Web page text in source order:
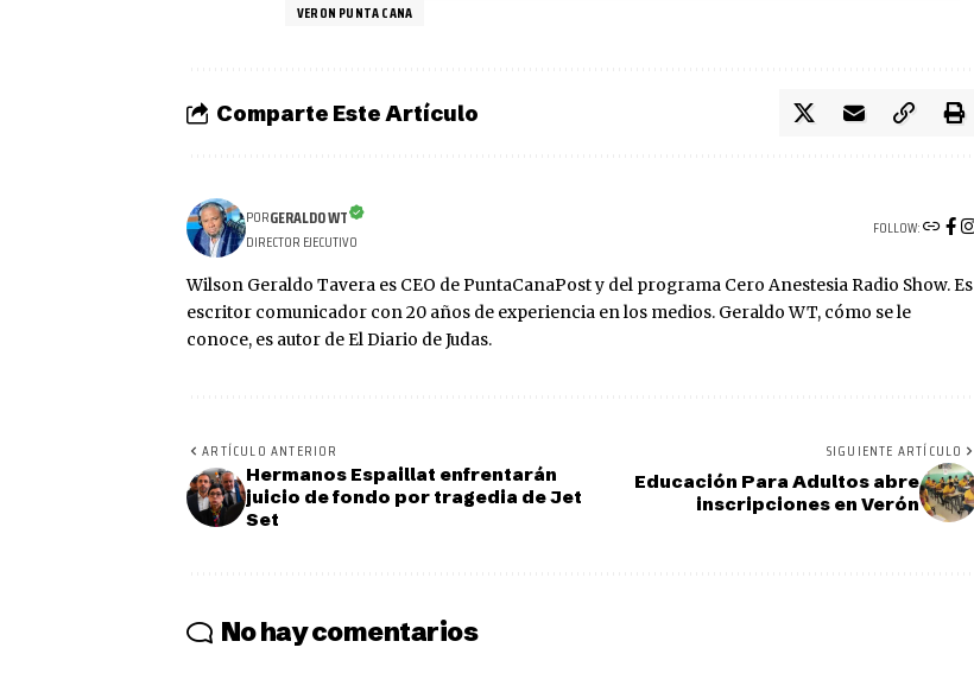
VERON PUNTA CANA
Comparte Este Artículo
PORGERALDO WT
DIRECTOR EJECUTIVO
FOLLOW:
Wilson Geraldo Tavera es CEO de PuntaCanaPost y del programa Cero Anestesia Radio Show. Es
escritor comunicador con 20 años de experiencia en los medios. Geraldo WT, cómo se le
conoce, es autor de El Diario de Judas.
ARTÍCULO ANTERIOR
Hermanos Espaillat enfrentarán
juicio de fondo por tragedia de Jet
Set
SIGUIENTE ARTÍCULO
Educación Para Adultos abre
inscripciones en Verón
No hay comentarios